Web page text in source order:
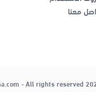
معنا
- All rights reserved